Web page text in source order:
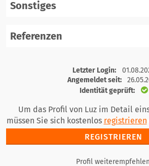
Sonstiges
Referenzen
einloggen
Letzter Login:
Angemeldet seit:
Identität geprüft:
Um das Profil von Luz im Detail
müssen Sie sich kostenlos registrieren
REGISTRIEREN
Profil